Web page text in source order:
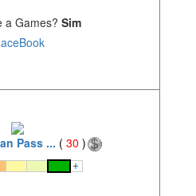
a Games? Sim
Pass ... ( 30 )